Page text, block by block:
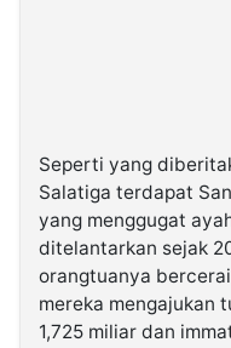
Seperti yang
Salatiga terdapat
yang menggugat
ditelantarkan sejak
orangtuanya
mereka mengajukan
1,725 miliar dan